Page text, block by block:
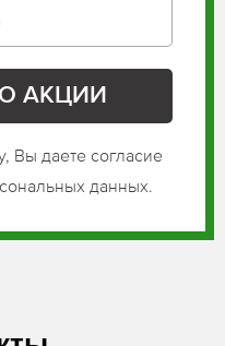
Вы даете согласие
данных.